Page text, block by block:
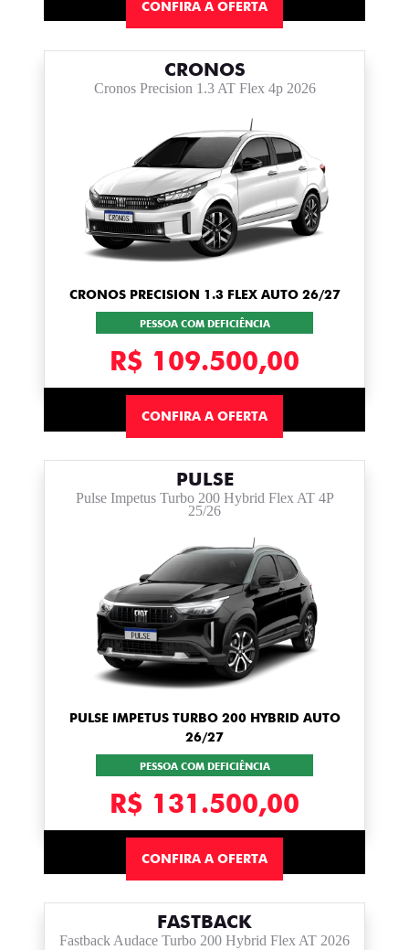
CONFIRA A OFERTA
CRONOS
Cronos Precision 1.3 AT Flex 4p 2026
CRONOS PRECISION 1.3 FLEX AUTO 26/27
PESSOA COM DEFICIÊNCIA
R$ 109.500,00
CONFIRA A OFERTA
PULSE
Pulse Impetus Turbo 200 Hybrid Flex AT 4P
25/26
PULSE IMPETUS TURBO 200 HYBRID AUTO
26/27
PESSOA COM DEFICIÊNCIA
R$ 131.500,00
CONFIRA A OFERTA
FASTBACK
Fastback Audace Turbo 200 Hybrid Flex AT 2026